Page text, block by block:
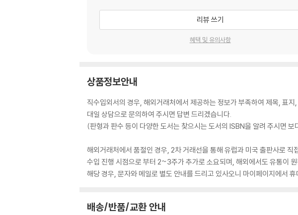
리뷰 쓰기
혜택 및 유의사항
상품정보안내
직수입외서의 경우, 해외거래처에서 제공하는 정보가 부족하여 제목, 표
대일 상담으로 문의하여 주시면 답변 드리겠습니다.
(판형과 판수 등이 다양한 도서는 찾으시는 도서의 ISBN을 알려 주시면
해외거래처에서 품절인 경우, 2차 거래선을 통해 유럽과 미국 출판사로 직
수입 진행 시점으로 부터 2~3주가 추가로 소요되며, 해외에서도 유통이
해당 경우, 문자와 메일로 별도 안내를 드리고 있사오니 마이페이지에서
배송/반품/교환 안내